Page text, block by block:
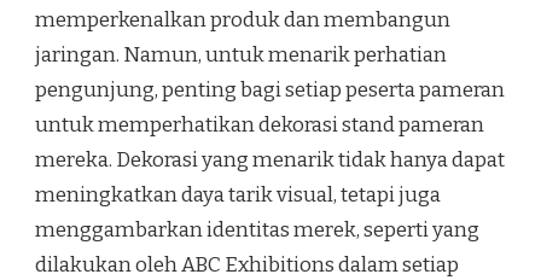
memperkenalkan produk dan membangun
jaringan. Namun, untuk menarik perhatian
pengunjung, penting bagi setiap peserta pameran
untuk memperhatikan dekorasi stand pameran
mereka. Dekorasi yang menarik tidak hanya dapat
meningkatkan daya tarik visual, tetapi juga
menggambarkan identitas merek, seperti yang
dilakukan oleh ABC Exhibitions dalam setiap